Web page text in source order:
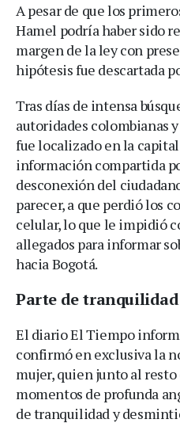
A pesar de que los
Hamel podría haber sido
margen de la ley con
hipótesis fue descartada
Tras días de intensa
autoridades colombianas
fue localizado en la
información compartida
desconexión del
parecer, a que perdió los
celular, lo que le impidió
allegados para informar
hacia Bogotá.
Parte de
El diario El Tiempo
confirmó en exclusiva la
mujer, quien junto al
momentos de profunda
de tranquilidad y